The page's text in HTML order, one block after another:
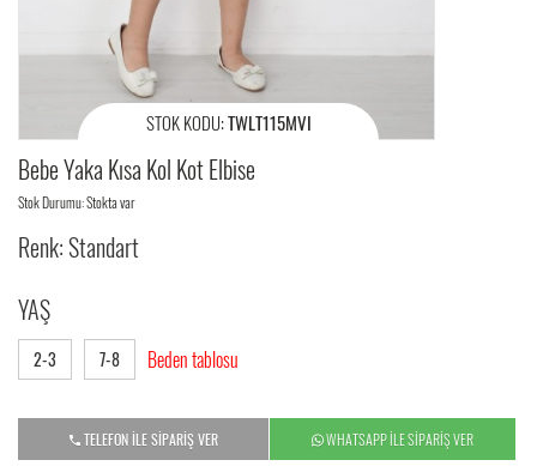
STOK KODU:TWLT115MVI
Bebe Yaka Kısa Kol Kot Elbise
Stok Durumu: Stokta var
Renk: Standart
YAŞ
2-3 7-8 Beden tablosu
TELEFON İLE SİPARİŞ VER WHATSAPP İLE SİPARİŞ VER